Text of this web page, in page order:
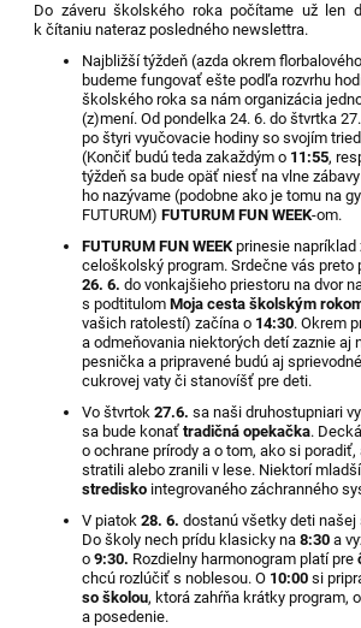
Do záveru školského roka počítame už len
k čítaniu nateraz posledného newslettra.
Najbližší týždeň (azda okrem
budeme fungovať ešte podľa rozvrhu
školského roka sa nám organizácia
(z)mení. Od pondelka 24. 6. do štvrtka
po štyri vyučovacie hodiny so svojím
(Končiť budú teda zakaždým o 11:55,
týždeň sa bude opäť niesť na vlne
ho nazývame (podobne ako je tomu na
FUTURUM)FUTURUM FUN WEEK-om.
FUTURUM FUN WEEK prinesie napríklad
celoškolský program.Srdečne vás preto
26. 6. do vonkajšieho priestoru na dvor
s podtitulomMoja cesta školským
vašich ratolestí) začína o 14:30. Okrem
a odmeňovania niektorých detí zaznie aj
pesnička a pripravené budú aj
cukrovej vaty či stanovíšť pre deti.
Vo štvrtok 27.6.sa naši druhostupniari
sa bude konaťtradičná opekačka.
o ochrane prírody a o tom, ako si
stratili alebo zranili v lese. Niektorí
stredisko integrovaného záchranného
V piatok28. 6. dostanú všetky deti
Do školy nech prídu klasicky na8:30a
o9:30. Rozdielny harmonogram platí pre
chcú rozlúčiť s noblesou. O 10:00 si
so školou, ktorá zahŕňa krátky program,
a posedenie.